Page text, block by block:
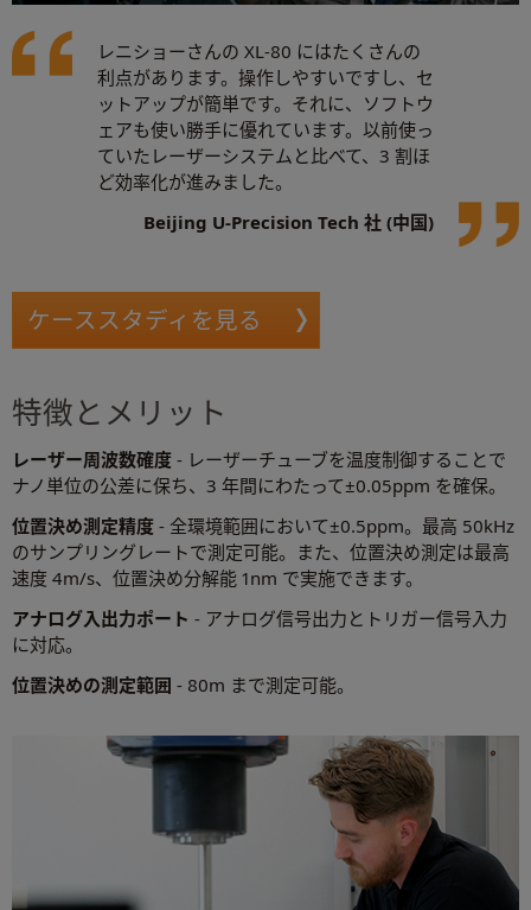
レニショーさんの XL-80 にはたくさんの
利点があります。操作しやすいですし、セ
ットアップが簡単です。それに、ソフトウ
ェアも使い勝手に優れています。以前使っ
ていたレーザーシステムと比べて、3 割ほ
ど効率化が進みました。
Beijing U-Precision Tech 社 (中国)
ケーススタディを見る
特徴とメリット
レーザー周波数確度 - レーザーチューブを温度制御することで
ナノ単位の公差に保ち、3 年間にわたって±0.05ppm を確保。
位置決め測定精度 - 全環境範囲において±0.5ppm。最高 50kHz
のサンプリングレートで測定可能。また、位置決め測定は最高
速度 4m/s、位置決め分解能 1nm で実施できます。
アナログ入出力ポート - アナログ信号出力とトリガー信号入力
に対応。
位置決めの測定範囲 - 80m まで測定可能。